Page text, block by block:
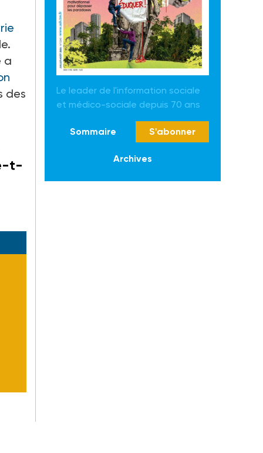
a
des
t-
Le leader de l'information sociale
et médico-sociale depuis 70 ans
Sommaire S'abonner
Archives